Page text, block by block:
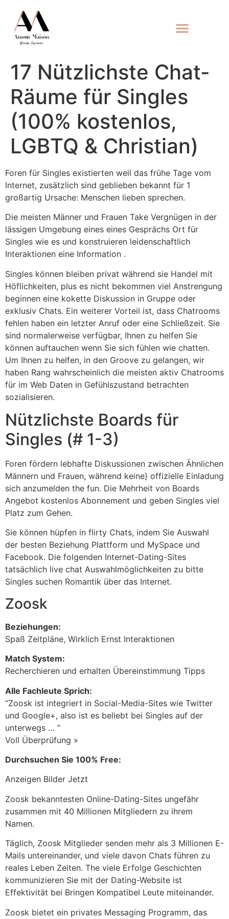
17 Nützlichste Chat-
Räume für Singles
(100% kostenlos,
LGBTQ & Christian)
Foren für Singles existierten weil das frühe Tage vom
Internet, zusätzlich sind geblieben bekannt für 1
großartig Ursache: Menschen lieben sprechen.
Die meisten Männer und Frauen Take Vergnügen in der
lässigen Umgebung eines eines Gesprächs Ort für
Singles wie es und konstruieren leidenschaftlich
Interaktionen eine Information .
Singles können bleiben privat während sie Handel mit
Höflichkeiten, plus es nicht bekommen viel Anstrengung
beginnen eine kokette Diskussion in Gruppe oder
exklusiv Chats. Ein weiterer Vorteil ist, dass Chatrooms
fehlen haben ein letzter Anruf oder eine Schließzeit. Sie
sind normalerweise verfügbar, Ihnen zu helfen Sie
können auftauchen wenn Sie sich fühlen wie chatten.
Um Ihnen zu helfen, in den Groove zu gelangen, wir
haben Rang wahrscheinlich die meisten aktiv Chatrooms
für im Web Daten in Gefühlszustand betrachten
sozialisieren.
Nützlichste Boards für
Singles (# 1-3)
Foren fördern lebhafte Diskussionen zwischen Ähnlichen
Männern und Frauen, während keine} offizielle Einladung
sich anzumelden the fun. Die Mehrheit von Boards
Angebot kostenlos Abonnement und geben Singles viel
Platz zum Gehen.
Sie können hüpfen in flirty Chats, indem Sie Auswahl
der besten Beziehung Plattform und MySpace und
Facebook. Die folgenden Internet-Dating-Sites
tatsächlich live chat Auswahlmöglichkeiten zu bitte
Singles suchen Romantik über das Internet.
Zoosk
Beziehungen:
Spaß Zeitpläne, Wirklich Ernst Interaktionen
Match System:
Recherchieren und erhalten Übereinstimmung Tipps
Alle Fachleute Sprich:
“Zoosk ist integriert in Social-Media-Sites wie Twitter
und Google+, also ist es beliebt bei Singles auf der
unterwegs … ”
Voll Überprüfung »
Durchsuchen Sie 100% Free:
Anzeigen Bilder Jetzt
Zoosk bekanntesten Online-Dating-Sites ungefähr
zusammen mit 40 Millionen Mitgliedern zu ihrem
Namen.
Täglich, Zoosk Mitglieder senden mehr als 3 Millionen E-
Mails untereinander, und viele davon Chats führen zu
reales Leben Zeiten. The viele Erfolge Geschichten
kommunizieren Sie mit der Dating-Website ist
Effektivität bei Bringen Kompatibel Leute miteinander.
Zoosk bietet ein privates Messaging Programm, das